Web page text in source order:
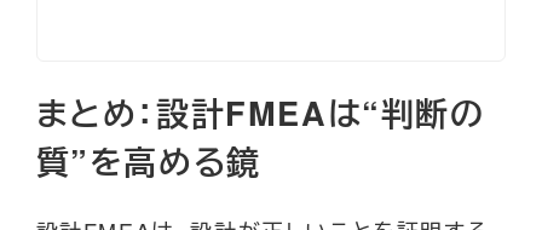
まとめ：設計FMEAは“判断の
質”を高める鏡